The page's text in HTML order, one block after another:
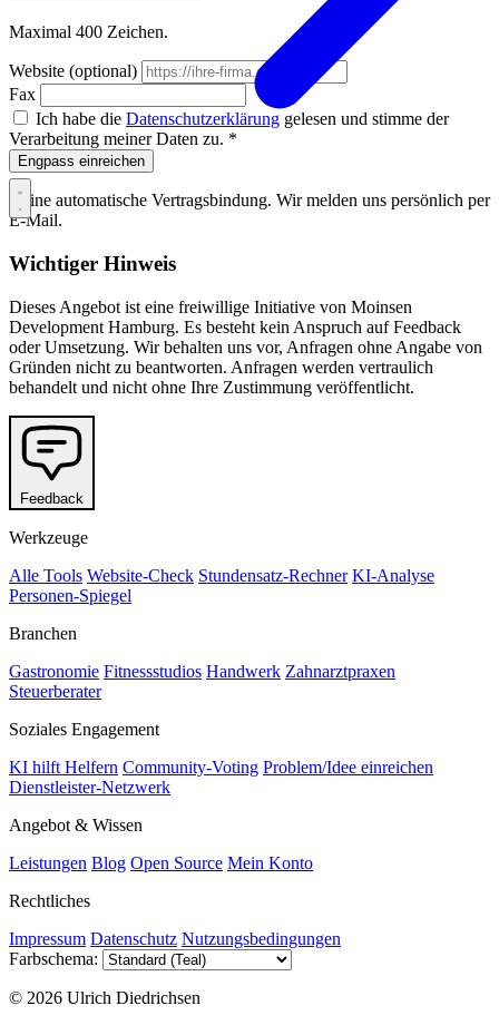
Maximal 400 Zeichen.
Website (optional)
Fax
Ich habe die Datenschutzerklärung gelesen und stimme der
Verarbeitung meiner Daten zu. *
Engpass einreichen
Keine automatische Vertragsbindung. Wir melden uns persönlich per
E-Mail.
Wichtiger Hinweis
Dieses Angebot ist eine freiwillige Initiative von Moinsen
Development Hamburg. Es besteht kein Anspruch auf Feedback
oder Umsetzung. Wir behalten uns vor, Anfragen ohne Angabe von
Gründen nicht zu beantworten. Anfragen werden vertraulich
behandelt und nicht ohne Ihre Zustimmung veröffentlicht.
Feedback
Werkzeuge
Alle Tools Website-Check Stundensatz-Rechner KI-Analyse
Personen-Spiegel
Branchen
Gastronomie Fitnessstudios Handwerk Zahnarztpraxen
Steuerberater
Soziales Engagement
KI hilft Helfern Community-Voting Problem/Idee einreichen
Dienstleister-Netzwerk
Angebot & Wissen
Leistungen Blog Open Source Mein Konto
Rechtliches
Impressum Datenschutz Nutzungsbedingungen
Farbschema:
© 2026 Ulrich Diedrichsen